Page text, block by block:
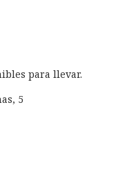
para llevar.
5